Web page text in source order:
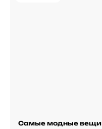
Самые модные вещи